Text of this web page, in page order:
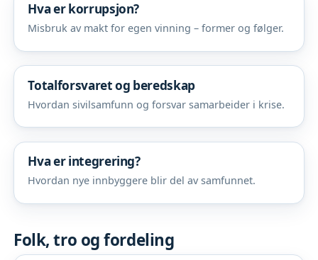
Hva er korrupsjon?
Misbruk av makt for egen vinning – former og følger.
Totalforsvaret og beredskap
Hvordan sivilsamfunn og forsvar samarbeider i krise.
Hva er integrering?
Hvordan nye innbyggere blir del av samfunnet.
Folk, tro og fordeling